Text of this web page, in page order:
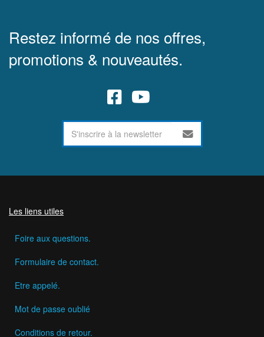
Restez informé de nos offres,
promotions & nouveautés.
Les liens utiles
Foire aux questions.
Formulaire de contact.
Etre appelé.
Mot de passe oublié
Conditions de retour.